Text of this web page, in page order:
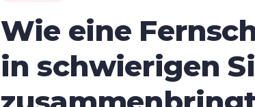
Wie eine
in schwierigen